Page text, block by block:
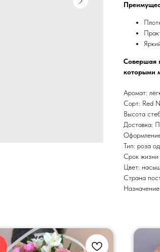
Совершая
которыми
Аромат:
Сорт: Red
Высота
Доставка:
Тип: роза
Срок жизни
Цвет:
Страна